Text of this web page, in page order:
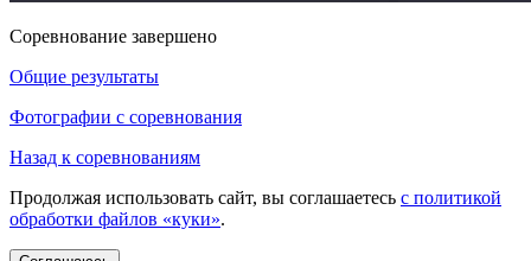
Соревнование завершено
Общие результаты
Фотографии с соревнования
Назад к соревнованиям
Продолжая использовать сайт, вы соглашаетесь с политикой
обработки файлов «куки».